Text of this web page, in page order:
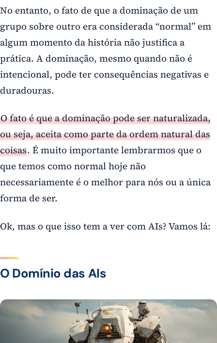
No entanto, o fato de que a dominação de um
grupo sobre outro era considerada “normal” em
algum momento da história não justifica a
prática. A dominação, mesmo quando não é
intencional, pode ter consequências negativas e
duradouras.
O fato é que a dominação pode ser naturalizada,
ou seja, aceita como parte da ordem natural das
coisas. É muito importante lembrarmos que o
que temos como normal hoje não
necessariamente é o melhor para nós ou a única
forma de ser.
Ok, mas o que isso tem a ver com AIs? Vamos lá:
O Domínio das AIs